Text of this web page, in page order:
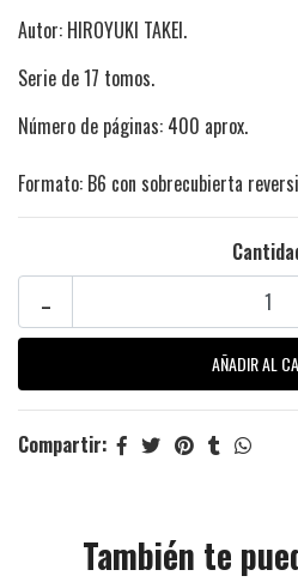
Autor: HIROYUKI TAKEI.
Serie de 17 tomos.
Número de páginas: 400 aprox.
Formato: B6 con sobrecubierta
-
Compartir:
También te